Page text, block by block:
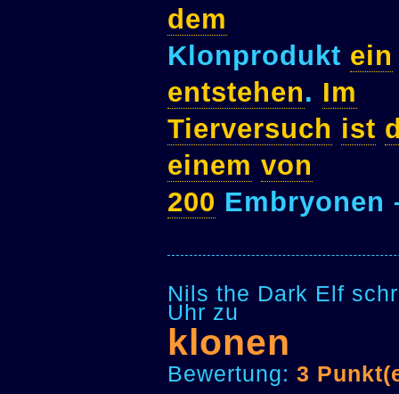
dem
Klonprodukt ein
entstehen. Im
Tierversuch ist
einem von
200 Embryonen
Nils the Dark Elf
Uhr zu
klonen
Bewertung: 3